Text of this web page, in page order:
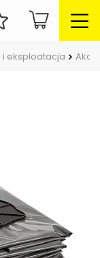
i eksploatacja